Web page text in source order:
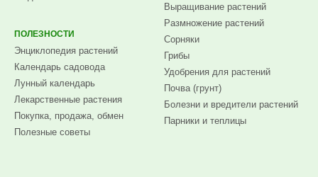
ПОЛЕЗНОСТИ
Энциклопедия растений
Календарь садовода
Лунный календарь
Лекарственные растения
Покупка, продажа, обмен
Полезные советы
Выращивание растений
Размножение растений
Сорняки
Грибы
Удобрения для растений
Почва (грунт)
Болезни и вредители растений
Парники и теплицы